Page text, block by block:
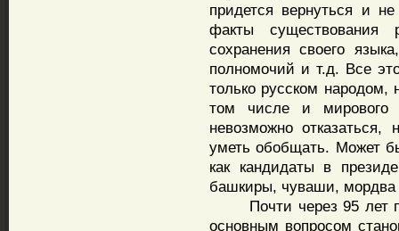
придется вернуться и
факты существования
сохранения своего
полномочий и т.д. Все
только русском
том числе и мирового
невозможно отказаться,
уметь обобщать. Может
как кандидаты в
башкиры, чуваши, мордва
Почти через 95 лет
основным вопросом